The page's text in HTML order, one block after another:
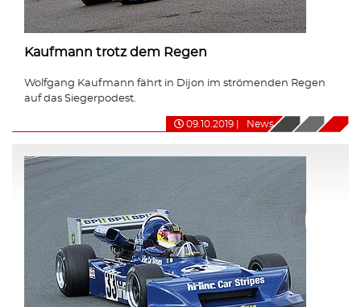
Kaufmann trotz dem Regen
Wolfgang Kaufmann fährt in Dijon im strömenden Regen
auf das Siegerpodest.
09.10.2019 News